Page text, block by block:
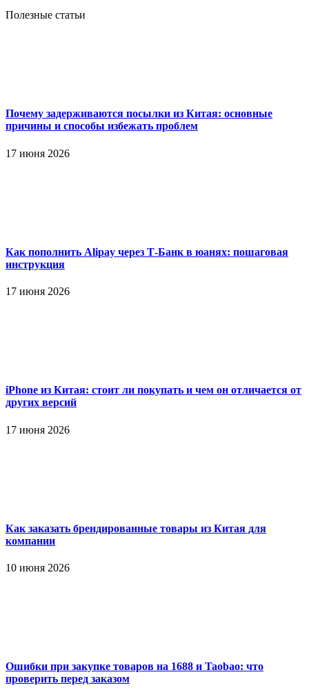
Полезные статьи
Почему задерживаются посылки из Китая: основные
причины и способы избежать проблем
17 июня 2026
Как пополнить Alipay через Т-Банк в юанях: пошаговая
инструкция
17 июня 2026
iPhone из Китая: стоит ли покупать и чем он отличается от
других версий
17 июня 2026
Как заказать брендированные товары из Китая для
компании
10 июня 2026
Ошибки при закупке товаров на 1688 и Taobao: что
проверить перед заказом